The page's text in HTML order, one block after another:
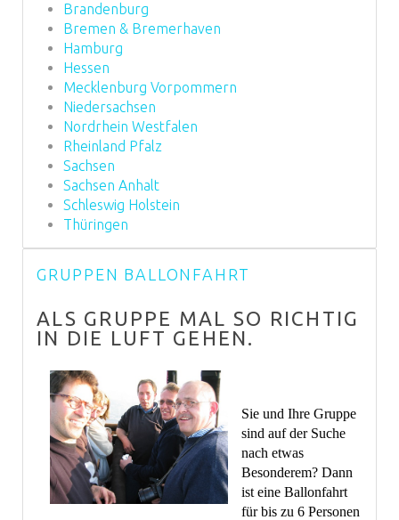
Brandenburg
Bremen & Bremerhaven
Hamburg
Hessen
Mecklenburg Vorpommern
Niedersachsen
Nordrhein Westfalen
Rheinland Pfalz
Sachsen
Sachsen Anhalt
Schleswig Holstein
Thüringen
GRUPPEN BALLONFAHRT
ALS GRUPPE MAL SO RICHTIG
IN DIE LUFT GEHEN.
Sie und Ihre Gruppe
sind auf der Suche
nach etwas
Besonderem? Dann
ist eine Ballonfahrt
für bis zu 6 Personen